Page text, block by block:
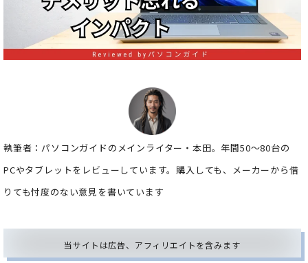
執筆者：パソコンガイドのメインライター・本田。年間50～80台の
PCやタブレットをレビューしています。購入しても、メーカーから借
りても忖度のない意見を書いています
当サイトは広告、アフィリエイトを含みます